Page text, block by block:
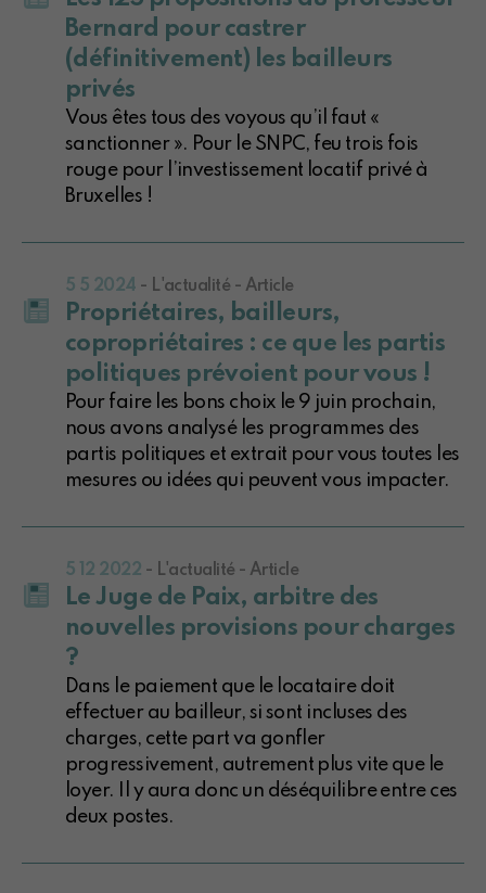
Bernard pour castrer
(définitivement) les bailleurs
privés
Vous êtes tous des voyous qu’il faut «
sanctionner ». Pour le SNPC, feu trois fois
rouge pour l’investissement locatif privé à
Bruxelles !
5 5 2024 - L'actualité - Article
Propriétaires, bailleurs,
copropriétaires : ce que les partis
politiques prévoient pour vous !
Pour faire les bons choix le 9 juin prochain,
nous avons analysé les programmes des
partis politiques et extrait pour vous toutes les
mesures ou idées qui peuvent vous impacter.
5 12 2022 - L'actualité - Article
Le Juge de Paix, arbitre des
nouvelles provisions pour charges
?
Dans le paiement que le locataire doit
effectuer au bailleur, si sont incluses des
charges, cette part va gonfler
progressivement, autrement plus vite que le
loyer. Il y aura donc un déséquilibre entre ces
deux postes.